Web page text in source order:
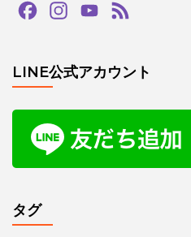
FacebookInstagramYouTube
LINE公式アカウント
タグ